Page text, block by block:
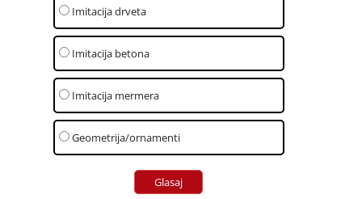
Imitacija drveta
Imitacija betona
Imitacija mermera
Geometrija/ornamenti